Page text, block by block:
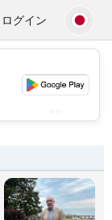
ログイン